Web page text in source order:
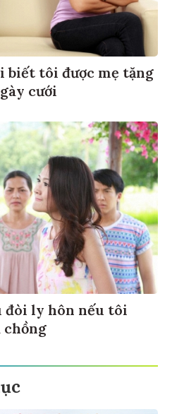
biết tôi được mẹ tặng
cưới
đòi ly hôn nếu tôi